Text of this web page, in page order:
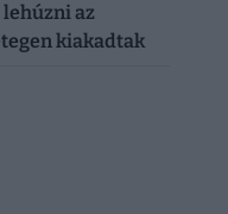
az
kiakadtak